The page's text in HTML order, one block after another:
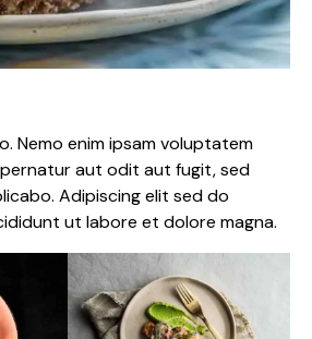
Nemo enim ipsam voluptatem
aut odit aut fugit, sed
Adipiscing elit sed do
ut labore et dolore magna.